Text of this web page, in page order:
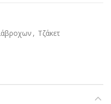
, Τζάκετ